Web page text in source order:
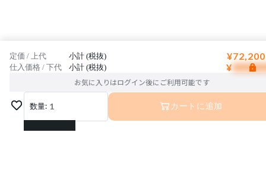
定価 / 上代 小計 (税抜)
仕入価格 / 下代 小計 (税抜) ¥
お気に入りはログイン後にご利用可能です
数量: 1
1
カートに追加